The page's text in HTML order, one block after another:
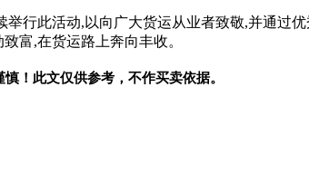
举行此活动,以向广大货运从业者致敬,并通过
富,在货运路上奔向丰收。
！此文仅供参考，不作买卖依据。